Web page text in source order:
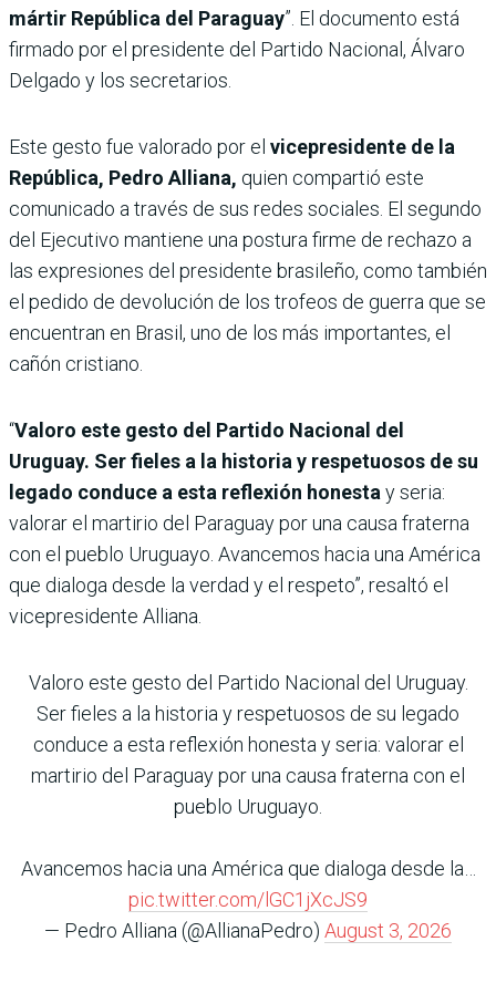
mártir República del Paraguay”. El documento está
firmado por el presidente del Partido Nacional, Álvaro
Delgado y los secretarios.
Este gesto fue valorado por el vicepresidente de la
República, Pedro Alliana, quien compartió este
comunicado a través de sus redes sociales. El segundo
del Ejecutivo mantiene una postura firme de rechazo a
las expresiones del presidente brasileño, como también
el pedido de devolución de los trofeos de guerra que se
encuentran en Brasil, uno de los más importantes, el
cañón cristiano.
“Valoro este gesto del Partido Nacional del
Uruguay. Ser fieles a la historia y respetuosos de su
legado conduce a esta reflexión honesta y seria:
valorar el martirio del Paraguay por una causa fraterna
con el pueblo Uruguayo. Avancemos hacia una América
que dialoga desde la verdad y el respeto”, resaltó el
vicepresidente Alliana.
Valoro este gesto del Partido Nacional del Uruguay.
Ser fieles a la historia y respetuosos de su legado
conduce a esta reflexión honesta y seria: valorar el
martirio del Paraguay por una causa fraterna con el
pueblo Uruguayo.
Avancemos hacia una América que dialoga desde la…
pic.twitter.com/lGC1jXcJS9
— Pedro Alliana (@AllianaPedro) August 3, 2026